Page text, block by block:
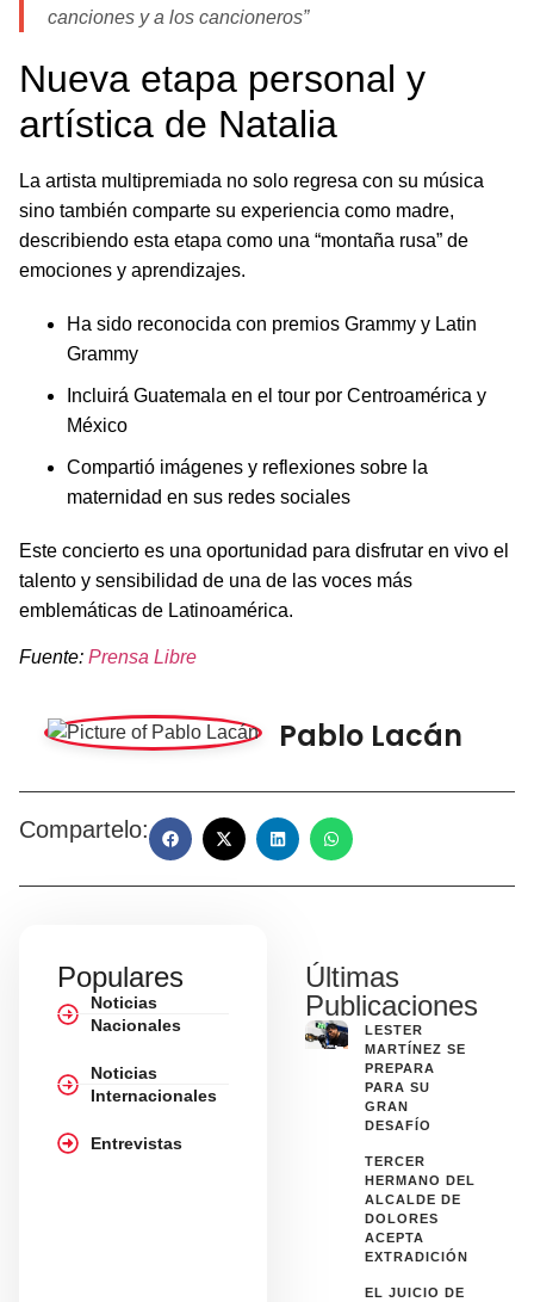
canciones y a los cancioneros”
Nueva etapa personal y
artística de Natalia
La artista multipremiada no solo regresa con su música
sino también comparte su experiencia como madre,
describiendo esta etapa como una “montaña rusa” de
emociones y aprendizajes.
Ha sido reconocida con premios Grammy y Latin
Grammy
Incluirá Guatemala en el tour por Centroamérica y
México
Compartió imágenes y reflexiones sobre la
maternidad en sus redes sociales
Este concierto es una oportunidad para disfrutar en vivo el
talento y sensibilidad de una de las voces más
emblemáticas de Latinoamérica.
Fuente: Prensa Libre
Pablo Lacán
Compartelo:
Populares
Noticias
Nacionales
Noticias
Internacionales
Entrevistas
Últimas
Publicaciones
LESTER
MARTÍNEZ SE
PREPARA
PARA SU
GRAN
DESAFÍO
TERCER
HERMANO DEL
ALCALDE DE
DOLORES
ACEPTA
EXTRADICIÓN
EL JUICIO DE